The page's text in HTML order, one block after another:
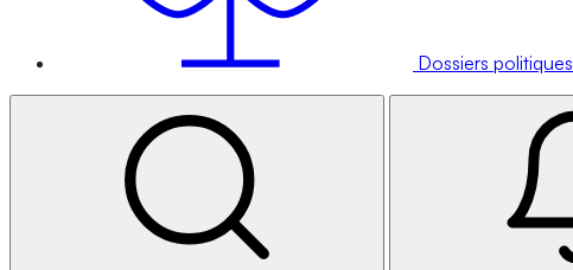
Dossiers politiques